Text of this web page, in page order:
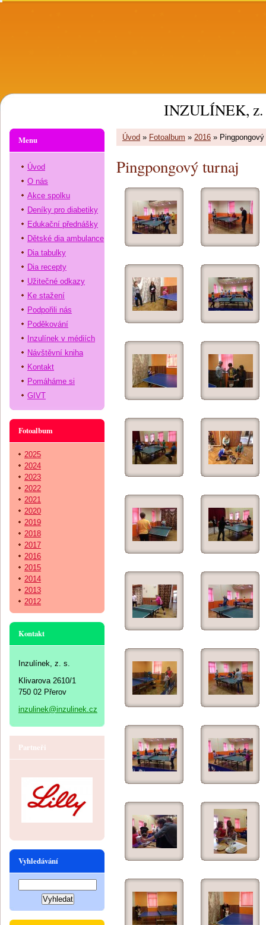
INZULÍNEK, z.
Úvod » Fotoalbum » 2016 »
Pingpongový turnaj
Menu
Úvod
O nás
Akce spolku
Deníky pro diabetiky
Edukační přednášky
Dětské dia ambulance
Dia tabulky
Dia recepty
Užitečné odkazy
Ke stažení
Podpořili nás
Poděkování
Inzulínek v médiích
Návštěvní kniha
Kontakt
Pomáháme si
GIVT
Fotoalbum
2025
2024
2023
2022
2021
2020
2019
2018
2017
2016
2015
2014
2013
2012
Kontakt
Inzulínek, z. s.
Klivarova 2610/1
750 02 Přerov
inzulinek@inzulinek.cz
Partneři
Vyhledávání